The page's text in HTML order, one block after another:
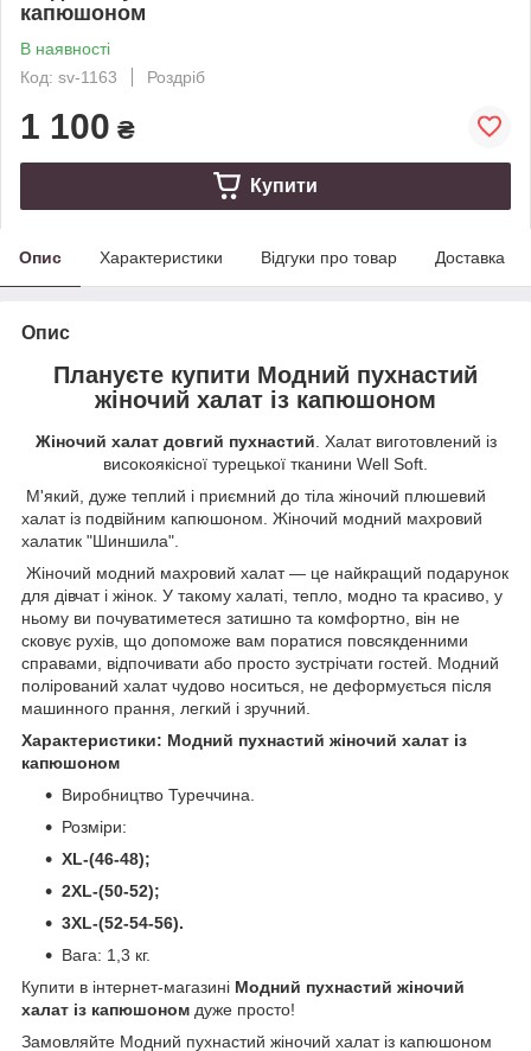
капюшоном
В наявності
Код: sv-1163
Роздріб
1 100 ₴
Купити
Опис Характеристики Відгуки про товар Доставка
Опис
Плануєте купити Модний пухнастий
жіночий халат із капюшоном
Жіночий халат довгий пухнастий. Халат виготовлений із
високоякісної турецької тканини Well Soft.
М'який, дуже теплий і приємний до тіла жіночий плюшевий
халат із подвійним капюшоном. Жіночий модний махровий
халатик "Шиншила".
Жіночий модний махровий халат — це найкращий подарунок
для дівчат і жінок. У такому халаті, тепло, модно та красиво, у
ньому ви почуватиметеся затишно та комфортно, він не
сковує рухів, що допоможе вам поратися повсякденними
справами, відпочивати або просто зустрічати гостей. Модний
полірований халат чудово носиться, не деформується після
машинного прання, легкий і зручний.
Характеристики: Модний пухнастий жіночий халат із
капюшоном
Виробництво Туреччина.
Розміри:
XL-(46-48);
2XL-(50-52);
3XL-(52-54-56).
Вага: 1,3 кг.
Купити в інтернет-магазині Модний пухнастий жіночий
халат із капюшоном дуже просто!
Замовляйте Модний пухнастий жіночий халат із капюшоном